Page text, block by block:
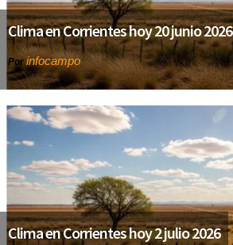
Clima en Corrientes hoy 20 junio 2026
Porinfocampo
Clima en Corrientes hoy 2 julio 2026